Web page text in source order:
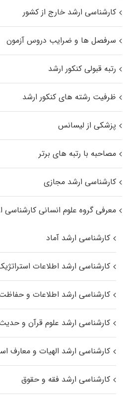
کارشناسی ارشد خارج از کشور
سرفصل ها و ضرایب دروس آزمون
رتبه قبولی کنکور ارشد
ظرفیت رشته های کنکور ارشد
پزشکی از لیسانس
مصاحبه با رتبه های برتر
کارشناسی ارشد مجازی
معرفی گروه علوم انسانی کارشناسی
کارشناسی ارشد آماد
کارشناسی ارشد اطلاعات
کارشناسی ارشد اطلاعات و
کارشناسی ارشد علوم قرآن و
کارشناسی ارشد الهیات و
کارشناسی ارشد فقه و حقوق